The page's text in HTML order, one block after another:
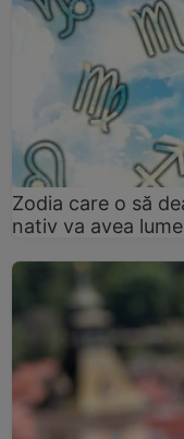
Zodia care o să
nativ va avea